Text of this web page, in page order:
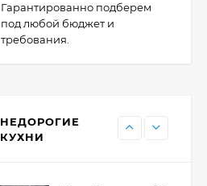
Гарантированно подберем
под любой бюджет и
требования.
НЕДОРОГИЕ
КУХНИ
13 655₽
11 476